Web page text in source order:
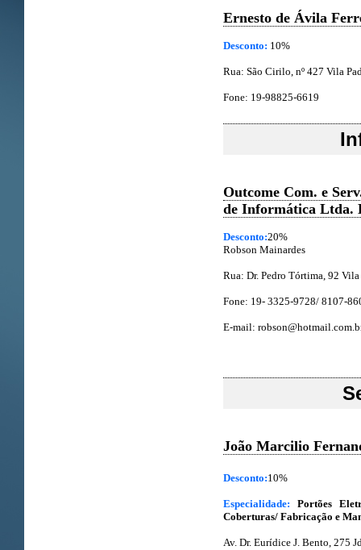
Ernesto de Ávila
Desconto: 10%
Rua: São Cirilo, nº 427 Vila
Fone: 19-98825-6619
Outcome Com. e
de Informática Ltda.
Desconto:20%
Robson Mainardes
Rua: Dr. Pedro Tórtima, 92
Fone: 19- 3325-9728/ 8107-
E-mail:
João Marcilio
Desconto:10%
Especialidade: Portões
Coberturas/ Fabricação e
Av. Dr. Eurídice J. Bento, 275